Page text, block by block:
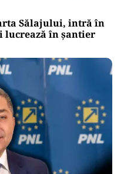
Sălajului, intră în
lucrează în șantier